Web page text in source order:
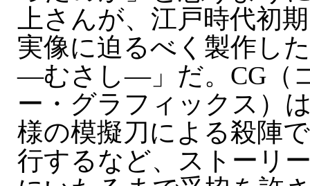
上さんが、江戸時代初
実像に迫るべく製作し
—むさし—」だ。CG（
ー・グラフィックス）
様の模擬刀による殺陣
行するなど、ストーリ